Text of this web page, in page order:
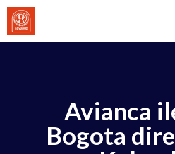
İçeriğe
atla
Avianca
Bogota